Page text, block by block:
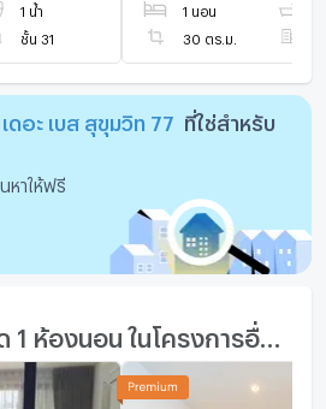
1 น้ำ
ชั้น 31
1 นอน
30 ตร.ม.
เดอะ เบส สุขุมวิท 77
ที่ใช่สำหรับ
หาให้ฟรี